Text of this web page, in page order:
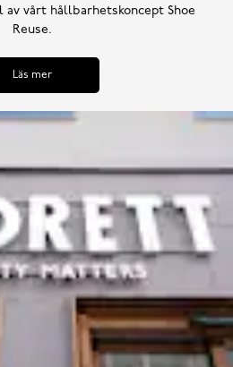
av vårt hållbarhetskoncept Shoe
Reuse.
Läs mer